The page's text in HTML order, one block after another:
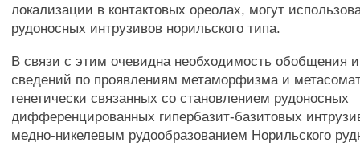
локализации в контактовых ореолах, могут
рудоносных интрузивов норильского типа.
В связи с этим очевидна необходимость обобщения
сведений по проявлениям метаморфизма и
генетически связанных со становлением рудоносных
дифференцированных гипербазит-базитовых
медно-никелевым рудообразованием Норильского